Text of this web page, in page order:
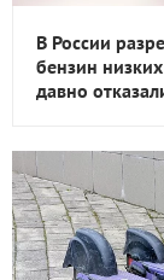
В России
бензин
давно